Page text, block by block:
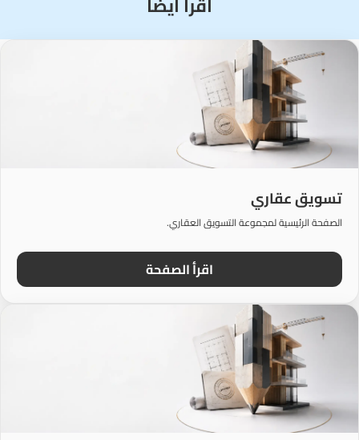
تسويق عقاري
الصفحة الرئيسية لمجموعة التسويق العقاري.
اقرأ الصفحة